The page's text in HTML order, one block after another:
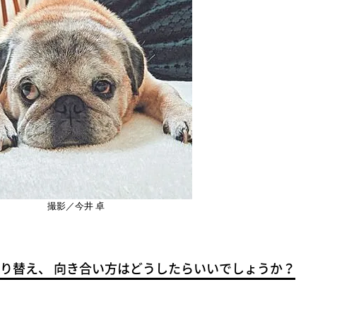
撮影／今井 卓
替え、 向き合い方はどうしたらいいでしょうか？